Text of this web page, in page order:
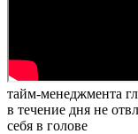
тайм-менеджмента
в течение дня не
себя в голове